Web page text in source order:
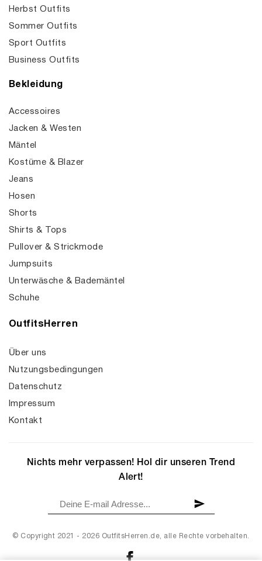
Herbst Outfits
Sommer Outfits
Sport Outfits
Business Outfits
Bekleidung
Accessoires
Jacken & Westen
Mäntel
Kostüme & Blazer
Jeans
Hosen
Shorts
Shirts & Tops
Pullover & Strickmode
Jumpsuits
Unterwäsche & Bademäntel
Schuhe
OutfitsHerren
Über uns
Nutzungsbedingungen
Datenschutz
Impressum
Kontakt
© Copyright 2021 - 2026 OutfitsHerren.de, alle Rechte vorbehalten.
Nichts mehr verpassen! Hol dir unseren Trend
Alert!